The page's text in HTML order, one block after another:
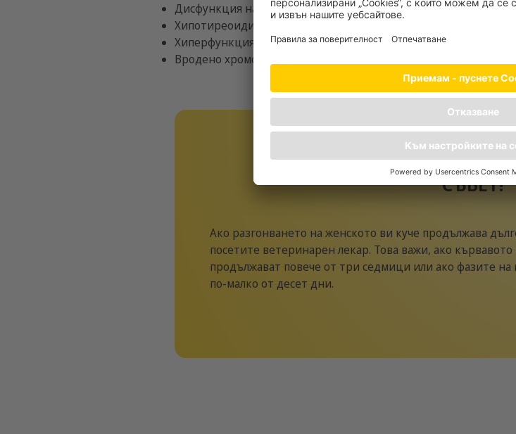
Дисфункция на яйчниците
Хипотиреоидизъм
Хиперфункция на надбъбречните жлези
Вродено хромозомно заболяване
СЪВЕТ!
Ако разгонването на женското ви куче продължава
посетите ветеринарен лекар. Това важи, ако
продължават повече от три седмици или ако фазите на
по-малко от десет дни.